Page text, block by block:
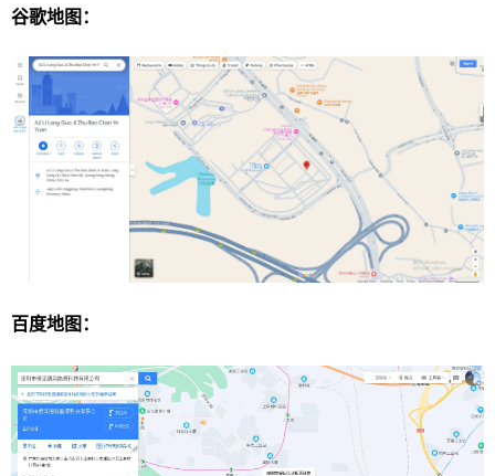
谷歌地图：
百度地图：